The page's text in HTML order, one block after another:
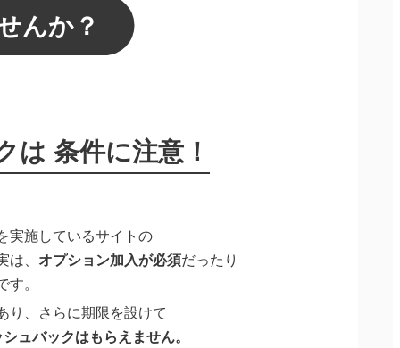
んか？
は 条件に注意！
実施しているサイトの
、 オプション加入が必須だったり
。
り、さらに期限を設けて
ュバックはもらえません。